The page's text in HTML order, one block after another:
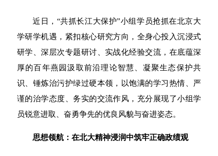
近日，“共抓长江大保护”小组学员抢抓在北京大
学研学机遇，紧扣核心研究方向，全身心投入沉浸式
研学、深层次专题研讨、实战化经验交流，在底蕴深
厚的百年燕园汲取前沿理论智慧、凝聚生态保护共
识、锤炼治污护绿过硬本领，以饱满的学习热情、严
谨的治学态度、务实的交流作风，充分展现了小组学
员锐意进取、奋勇争先的优良风貌与奋进姿态。
思想领航：在北大精神浸润中筑牢正确政绩观